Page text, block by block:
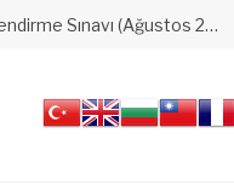
Ataşehir&4.Levent&Bakırköy Derecelendirme Sınavı (Ağustos 2026)